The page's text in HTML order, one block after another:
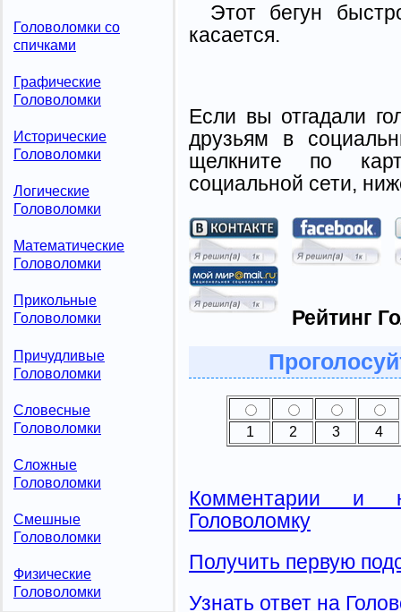
Головоломки со
спичками
Графические
Головоломки
Исторические
Головоломки
Логические
Головоломки
Математические
Головоломки
Прикольные
Головоломки
Причудливые
Головоломки
Словесные
Головоломки
Сложные
Головоломки
Смешные
Головоломки
Физические
Головоломки
Этот бегун
касается.
Если вы отгадали
друзьям в
щелкните по
социальной сети,
Рейтинг
1 2 3 4
Комментарии и
Головоломку
Получить первую
Узнать ответ на